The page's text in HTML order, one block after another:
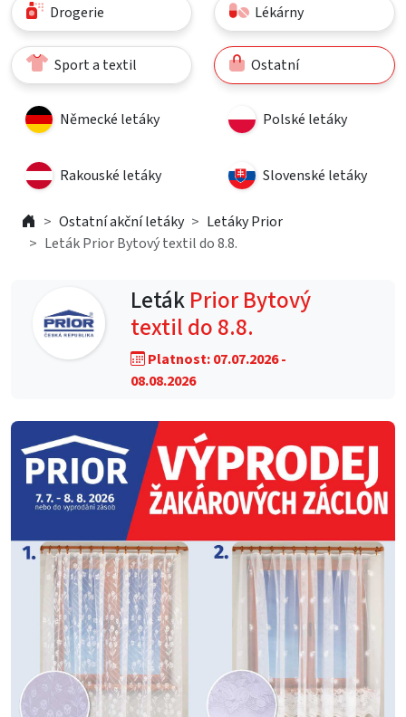
Drogerie Lékárny
Sport a textil Ostatní
Německé letáky Polské letáky
Rakouské letáky Slovenské letáky
Ostatní akční letáky
Letáky Prior
Leták Prior Bytový textil do 8.8.
LetákPrior Bytový
textil do 8.8.
Platnost: 07.07.2026 -
08.08.2026